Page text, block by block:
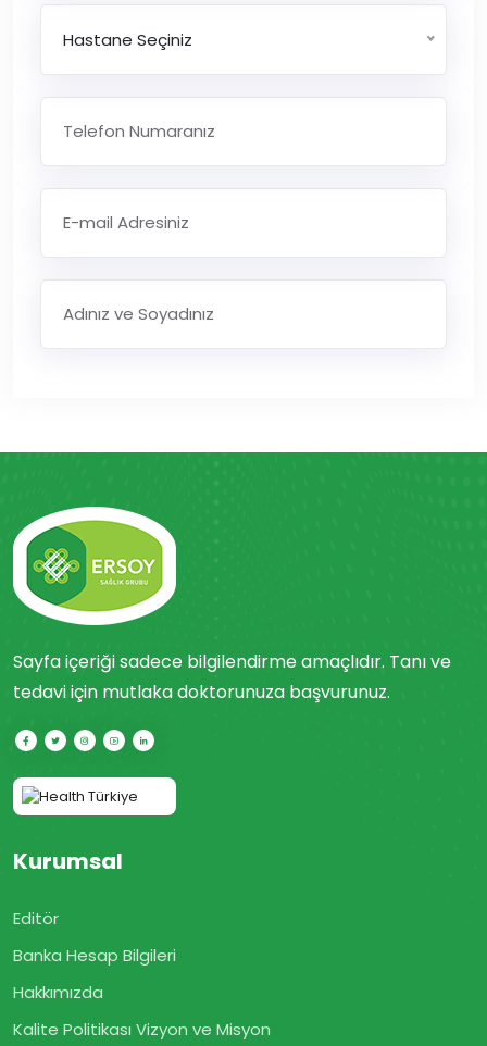
Hastane Seçiniz
Sayfa içeriği sadece bilgilendirme amaçlıdır. Tanı ve
tedavi için mutlaka doktorunuza başvurunuz.
Kurumsal
Editör
Banka Hesap Bilgileri
Hakkımızda
Kalite Politikası Vizyon ve Misyon